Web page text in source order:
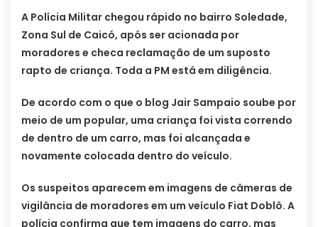
A Polícia Militar chegou rápido no bairro Soledade,
Zona Sul de Caicó, após ser acionada por
moradores e checa reclamação de um suposto
rapto de criança. Toda a PM está em diligência.
De acordo com o que o blog Jair Sampaio soube por
meio de um popular, uma criança foi vista correndo
de dentro de um carro, mas foi alcançada e
novamente colocada dentro do veículo.
Os suspeitos aparecem em imagens de câmeras de
vigilância de moradores em um veículo Fiat Doblô. A
polícia confirma que tem imagens do carro, mas